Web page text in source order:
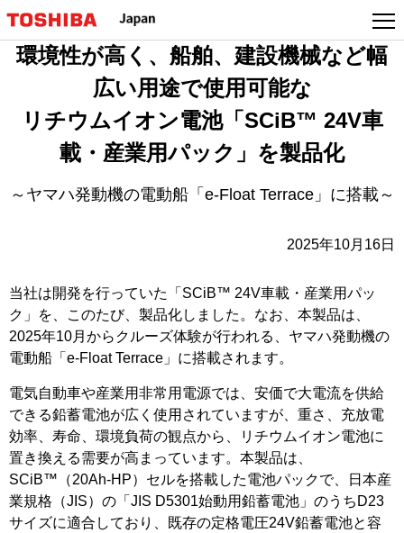
へ
ャ
ン
プ
環境性が高く、船舶、建設機械など幅
広い用途で使用可能な
リチウムイオン電池「SCiB™ 24V車
載・産業用パック」を製品化
～ヤマハ発動機の電動船「e-Float Terrace」に搭載～
2025年10月16日
当社は開発を行っていた「SCiB™ 24V車載・産業用パッ
ク」を、このたび、製品化しました。なお、本製品は、
2025年10月からクルーズ体験が行われる、ヤマハ発動機の
電動船「e-Float Terrace」に搭載されます。
電気自動車や産業用非常用電源では、安価で大電流を供給
できる鉛蓄電池が広く使用されていますが、重さ、充放電
効率、寿命、環境負荷の観点から、リチウムイオン電池に
置き換える需要が高まっています。本製品は、
SCiB™（20Ah‐HP）セルを搭載した電池パックで、日本産
業規格（JIS）の「JIS D5301始動用鉛蓄電池」のうちD23
サイズに適合しており、既存の定格電圧24V鉛蓄電池と容